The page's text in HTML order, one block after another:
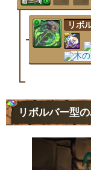
リボ
リボルバー型